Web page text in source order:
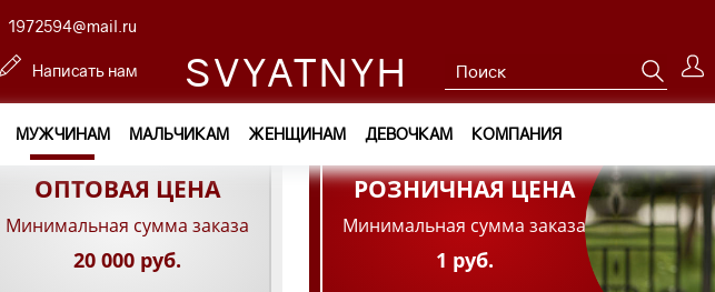
1972594@mail.ru
Написать нам SVYATNYH
МУЖЧИНАМ МАЛЬЧИКАМ ЖЕНЩИНАМ ДЕВОЧКАМ КОМПАНИЯ
ОПТОВАЯ ЦЕНА
Минимальная сумма заказа
20 000 руб.
РОЗНИЧНАЯ ЦЕНА
Минимальная сумма заказа
1 руб.